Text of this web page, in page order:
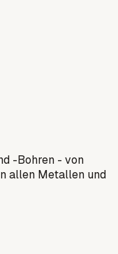
-Bohren - von
allen Metallen und